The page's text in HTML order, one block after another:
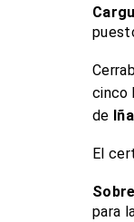
cinco
de
El
para